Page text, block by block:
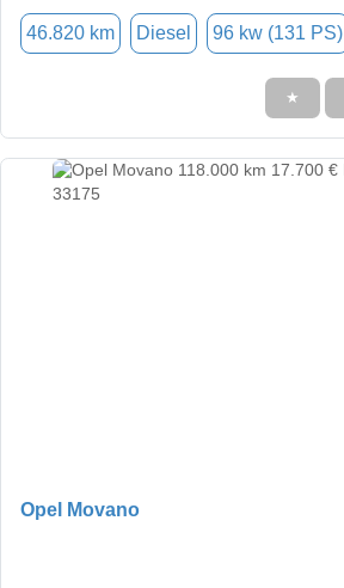
46.820 km Diesel 96 kw (131 PS)
★
Opel Movano